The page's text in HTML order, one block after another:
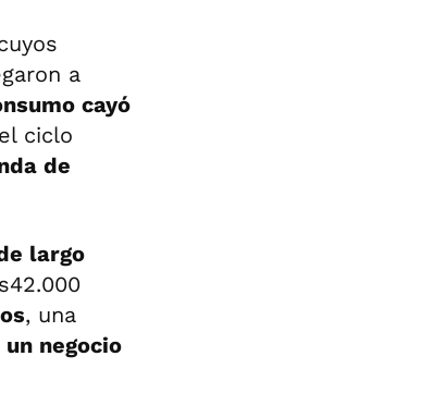
a
cayó
ciclo
de
largo
, una
negocio